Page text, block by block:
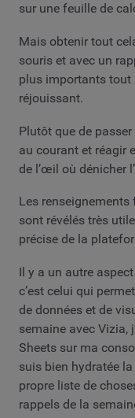
sur une feuille de
Mais obtenir tout
souris et avec un
plus importants tout
réjouissant.
Plutôt que de
au courant et réagir
de l’œil où dénicher
Les
sont révélés très
précise de la
Il y a un autre
c’est celui qui
de données et de
semaine avec Vizia,
Sheets sur ma
suis bien hydratée
propre liste de
rappels de la